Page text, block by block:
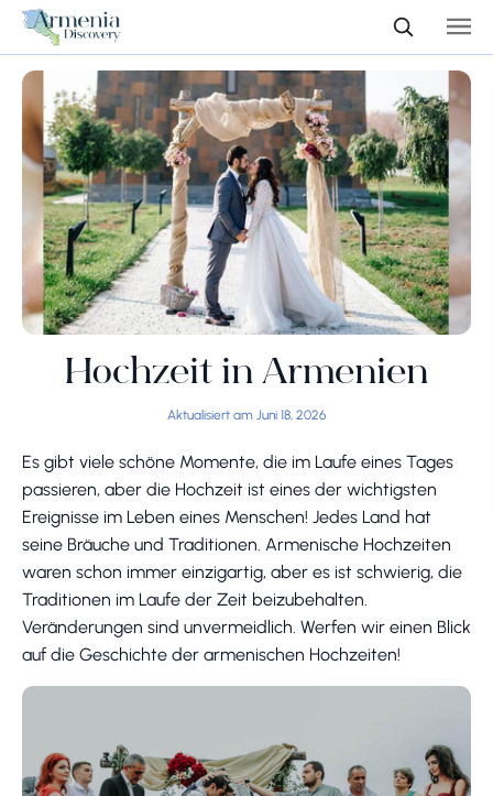
Hochzeit in Armenien
Aktualisiert am Juni 18, 2026
Es gibt viele schöne Momente, die im Laufe eines Tages
passieren, aber die Hochzeit ist eines der wichtigsten
Ereignisse im Leben eines Menschen! Jedes Land hat
seine Bräuche und Traditionen. Armenische Hochzeiten
waren schon immer einzigartig, aber es ist schwierig, die
Traditionen im Laufe der Zeit beizubehalten.
Veränderungen sind unvermeidlich. Werfen wir einen Blick
auf die Geschichte der armenischen Hochzeiten!